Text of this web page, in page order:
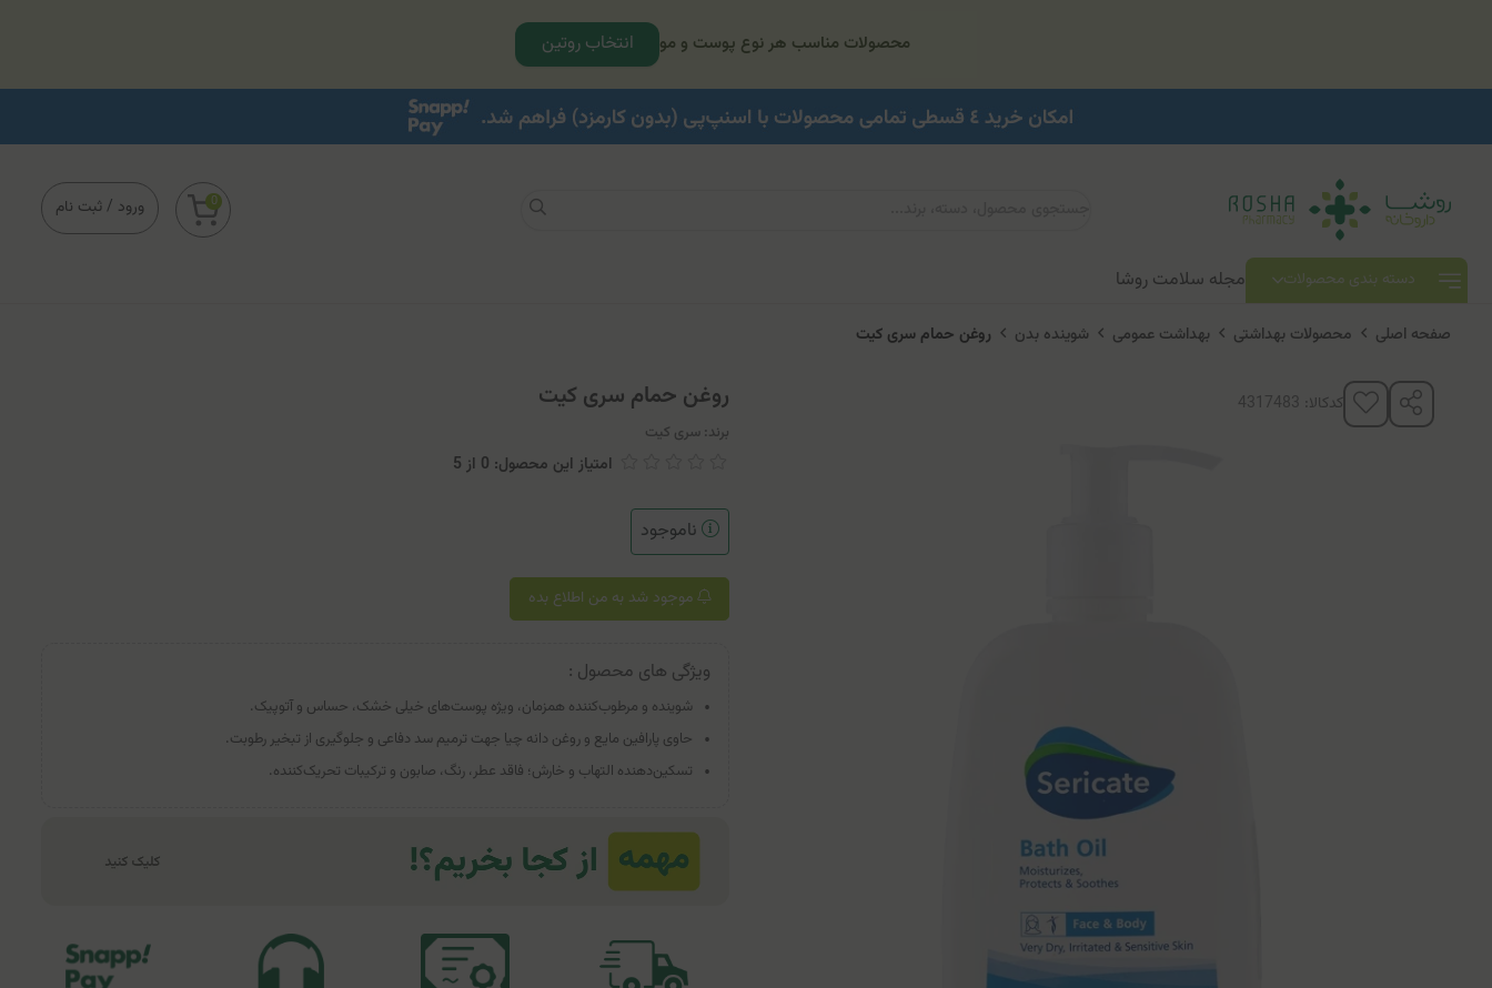
محصولات مناسب هر نوع پوست و مو انتخاب روتین
ورود / ثبت نام 0
دسته بندی محصولات مجله سلامت روشا
صفحه اصلی محصولات بهداشتی بهداشت عمومی شوینده بدن روغن حمام سری کیت
کدکالا: روغن حمام سری کیت
برند: سری کیت
امتیاز این محصول: 0 از 5
ناموجود
موجود شد به من اطلاع بده
ویژگی های محصول :
شوینده و مرطوب‌کننده همزمان، ویژه پوست‌های خیلی خشک، حساس و آتوپیک.
حاوی پارافین مایع و روغن دانه چیا جهت ترمیم سد دفاعی و جلوگیری از تبخیر رطوبت.
تسکین‌دهنده التهاب و خارش؛ فاقد عطر، رنگ، صابون و ترکیبات تحریک‌کننده.